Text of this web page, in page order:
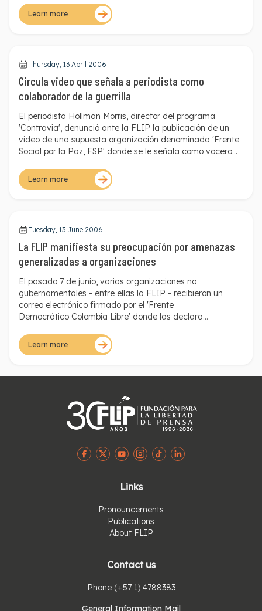
Expresión (RELE) y la Comisión Interamericana de
Derechos Humanos (CIDH). Estas inquietudes fueron
Learn more
Thursday, 13 April 2006
Circula video que señala a periodista como
colaborador de la guerrilla
El periodista Hollman Morris, director del programa
'Contravía', denunció ante la FLIP la publicación de un
video de una supuesta organización denominada 'Frente
Social por la Paz, FSP' donde se le señala como vocero
Learn more
Tuesday, 13 June 2006
La FLIP manifiesta su preocupación por amenazas
generalizadas a organizaciones
El pasado 7 de junio, varias organizaciones no
gubernamentales - entre ellas la FLIP - recibieron un
correo electrónico firmado por el 'Frente
Democrático Colombia Libre' donde las declara
tenor enviadas a la Universidad de Antioquia, la
Universidad Nacional, el columnista Iván Cepeda y el
Learn more
Links
Pronouncements
Publications
About FLIP
Contact us
Phone (+57 1) 4788383
General Information Mail